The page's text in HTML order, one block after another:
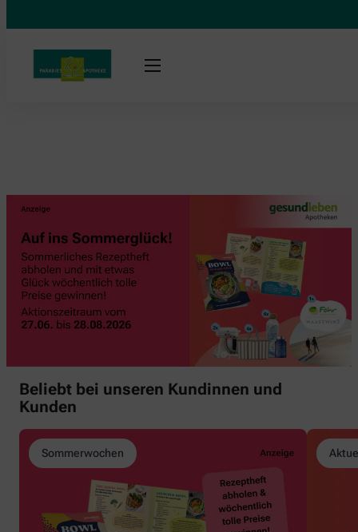
Beliebt bei unseren Kundinnen und
Kunden
Sommerwochen